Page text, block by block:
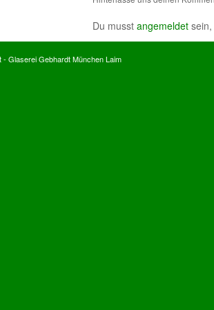
Du musst angemeldet
Glaserei Gebhardt München Laim